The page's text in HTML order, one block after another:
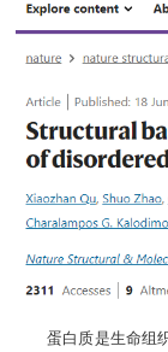
蛋白质是生命组